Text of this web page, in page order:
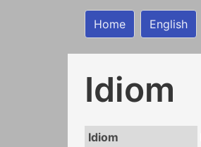
Home English
Idiom
Idiom